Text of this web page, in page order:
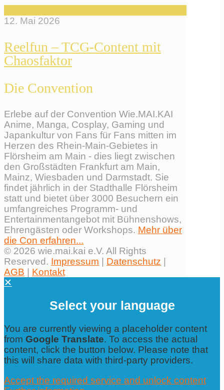
12. Mai 2026
Reelfun – TCG-Content mit
Chaosfaktor
Die Convention
Erlebe auf der Convention Wie.MAI.KAI
Anime, Manga, Cosplay, Gaming und
Japankultur von Fans für Fans mitten im
Herzen des Rhein-Main-Gebietes in
Flörsheim am Main - dies liegt zwischen
den Großstädten Frankfurt am Main,
Mainz, Wiesbaden und Darmstadt. Sie
findet jährlich in der Stadthalle Flörsheim
statt und bietet über 3000 Besuchern ein
umfangreiches Programm- und
Entertainmentangebot mit Bühnenshows,
Ehrengästen oder Workshops. Mehr über
die Con erfahren...
© 2026 wie.mai.kai e.V. All Rights
Reserved. Impressum Datenschutz
AGB
Kontakt
✕
Select your language
You are currently viewing a placeholder content
from Google Translate. To access the actual
content, click the button below. Please note that
this will share data with third-party providers.
Accept the required service and unlock content